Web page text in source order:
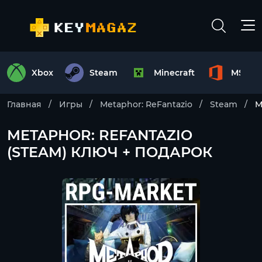
Xbox Steam Minecraft MS
Главная Игры Metaphor: ReFantazio Steam
METAPHOR: REFANTAZIO
(STEAM) КЛЮЧ + ПОДАРОК